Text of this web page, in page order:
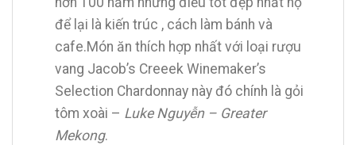
để lại là kiến trúc , cách làm bánh và
cafe.Món ăn thích hợp nhất với loại rượu
vang Jacob’s Creeek Winemaker’s
Selection Chardonnay này đó chính là gỏi
tôm xoài – Luke Nguyễn – Greater
Mekong.